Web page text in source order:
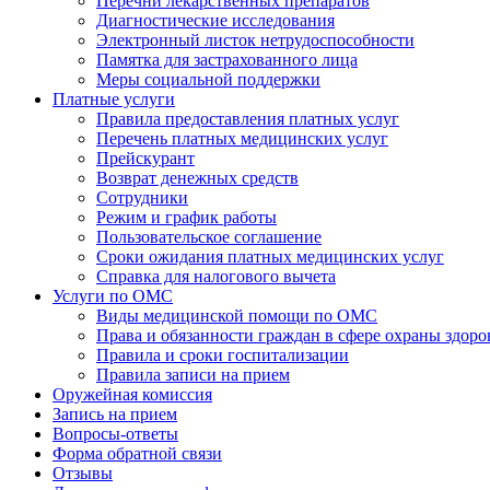
Диагностические исследования
Электронный листок нетрудоспособности
Памятка для застрахованного лица
Меры социальной поддержки
Платные услуги
Правила предоставления платных услуг
Перечень платных медицинских услуг
Прейскурант
Возврат денежных средств
Сотрудники
Режим и график работы
Пользовательское соглашение
Сроки ожидания платных медицинских услуг
Справка для налогового вычета
Услуги по ОМС
Виды медицинской помощи по ОМС
Права и обязанности граждан в сфере охраны
Правила и сроки госпитализации
Правила записи на прием
Оружейная комиссия
Запись на прием
Вопросы-ответы
Форма обратной связи
Отзывы